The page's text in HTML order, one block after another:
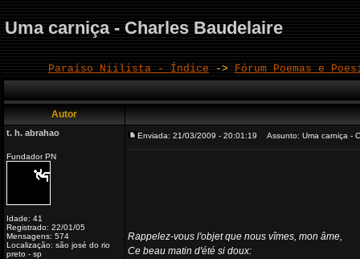
Uma carniça - Charles Baudelaire
Paraíso Niilista - Índice -> Fórum Poemas e
Autor
t. h. abrahao
Fundador PN
Idade: 41
Registrado: 22/01/05
Mensagens: 574
Localização: são josé do rio
preto - sp
Enviada: 21/03/2009 - 20:01:19 Assunto: Uma carniça -
Rappelez-vous l'objet que nous vîmes, mon âme,
Ce beau matin d'été si doux: